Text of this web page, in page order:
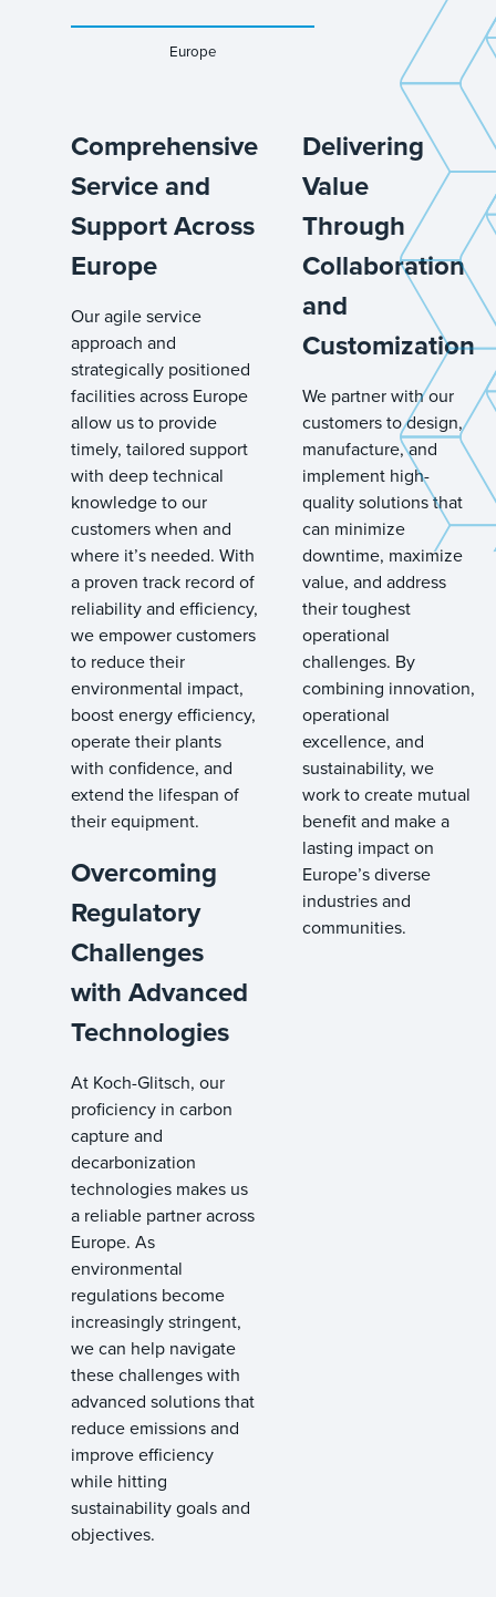
Europe
Comprehensive
Service and
Support Across
Europe
Our agile service
approach and
strategically positioned
facilities across Europe
allow us to provide
timely, tailored support
with deep technical
knowledge to our
customers when and
where it’s needed. With
a proven track record of
reliability and efficiency,
we empower customers
to reduce their
environmental impact,
boost energy efficiency,
operate their plants
with confidence, and
extend the lifespan of
their equipment.
Overcoming
Regulatory
Challenges
with Advanced
Technologies
At Koch-Glitsch, our
proficiency in carbon
capture and
decarbonization
technologies makes us
a reliable partner across
Europe. As
environmental
regulations become
increasingly stringent,
we can help navigate
these challenges with
advanced solutions that
reduce emissions and
improve efficiency
while hitting
sustainability goals and
objectives.
Delivering
Value
Through
Collaboration
and
Customization
We partner with our
customers to design,
manufacture, and
implement high-
quality solutions that
can minimize
downtime, maximize
value, and address
their toughest
operational
challenges. By
combining innovation,
operational
excellence, and
sustainability, we
work to create mutual
benefit and make a
lasting impact on
Europe’s diverse
industries and
communities.